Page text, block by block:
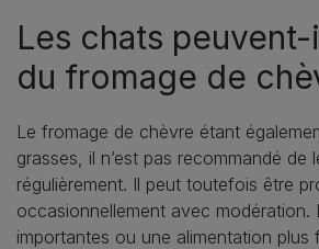
Les chats
du fromage de
Le fromage de chèvre étant
grasses, il n’est pas recommandé de
régulièrement. Il peut toutefois être
occasionnellement avec modération.
importantes ou une alimentation plus